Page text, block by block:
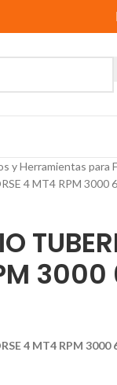
y Herramientas para
4 MT4 RPM 3000
3000
4 MT4 RPM 3000